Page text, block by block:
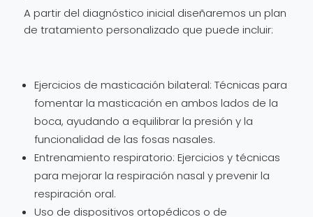
A partir del diagnóstico inicial diseñaremos un plan
de tratamiento personalizado que puede incluir:
Ejercicios de masticación bilateral: Técnicas para
fomentar la masticación en ambos lados de la
boca, ayudando a equilibrar la presión y la
funcionalidad de las fosas nasales.
Entrenamiento respiratorio: Ejercicios y técnicas
para mejorar la respiración nasal y prevenir la
respiración oral.
Uso de dispositivos ortopédicos o de